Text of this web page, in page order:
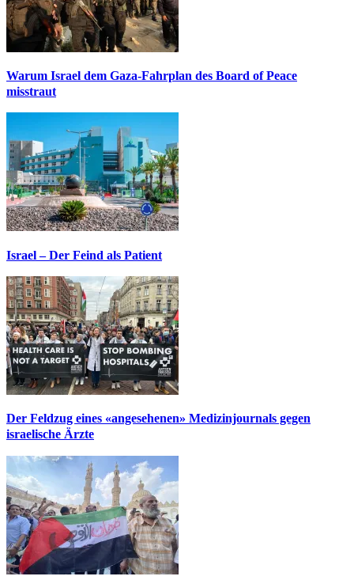
Warum Israel dem Gaza-Fahrplan des Board of Peace
misstraut
Israel – Der Feind als Patient
Der Feldzug eines «angesehenen» Medizinjournals gegen
israelische Ärzte